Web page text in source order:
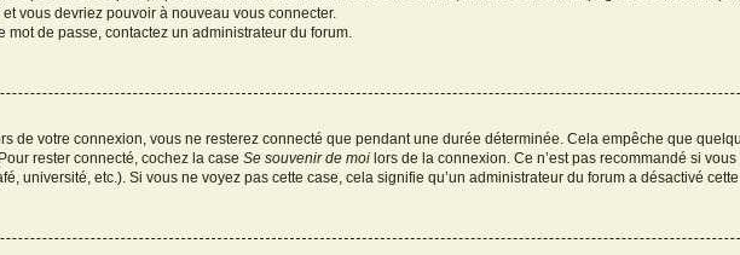
vous devriez pouvoir à nouveau vous connecter.
de passe, contactez un administrateur du forum.
de votre connexion, vous ne resterez connecté que pendant une durée déterminée. Cela empêche que
rester connecté, cochez la case Se souvenir de moilors de la connexion. Ce n’est pas recommandé si
université, etc.). Si vous ne voyez pas cette case, cela signifie qu’un administrateur du forum a désactivé